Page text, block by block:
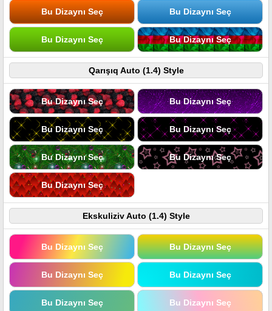
Bu Dizaynı Seç Bu Dizaynı Seç
Bu Dizaynı Seç Bu Dizaynı Seç
Qarışıq Auto (1.4) Style
Bu Dizaynı Seç Bu Dizaynı Seç
Bu Dizaynı Seç Bu Dizaynı Seç
Bu Dizaynı Seç Bu Dizaynı Seç
Bu Dizaynı Seç
Ekskuliziv Auto (1.4) Style
Bu Dizaynı Seç Bu Dizaynı Seç
Bu Dizaynı Seç Bu Dizaynı Seç
Bu Dizaynı Seç Bu Dizaynı Seç